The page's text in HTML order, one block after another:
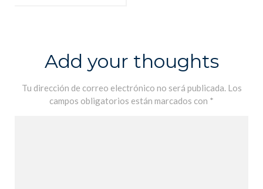
Add your thoughts
Tu dirección de correo electrónico no será publicada. Los
campos obligatorios están marcados con *